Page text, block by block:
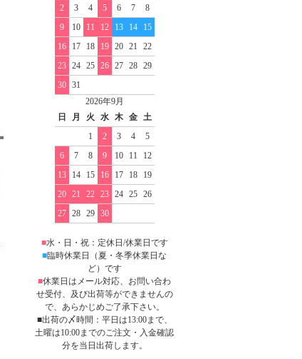
2
3 4 5 6 7
8
9
10 11 12 13 14
15
16
17 18 19 20 21
22
23
24 25 26 27 28
29
30
31
2026年9月
日
月 火 水 木 金
土
1
2 3 4
5
6
7 8 9 10 11
12
13
14 15 16 17 18
19
20
21 22 23 24 25
26
27
28 29 30
■水・日・祝：定休日/休業日です
■臨時休業日（夏・冬季休業日な
ど）です
■休業日はメール対応、お問い合わ
せ受付、及び出荷等ができませんの
で、あらかじめご了承下さい。
■出荷の〆時間：平日は13:00まで、
土曜は10:00までのご注文・入金確認
分を当日出荷します。